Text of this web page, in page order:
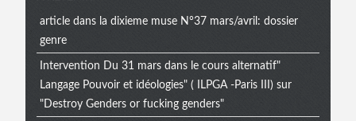
article dans la dixieme muse N°37 mars/avril: dossier
genre
Intervention Du 31 mars dans le cours alternatif"
Langage Pouvoir et idéologies" ( ILPGA -Paris III) sur
"Destroy Genders or fucking genders"